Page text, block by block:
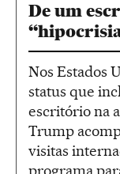
De um
Nos Estados
status que
escritório na
Trump
visitas